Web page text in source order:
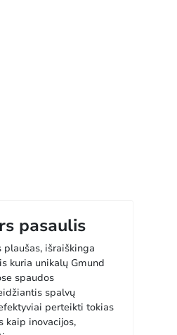
pasaulis
plaušas, išraiškinga
kuria unikalų Gmund
spaudos
spalvų
perteikti tokias
kaip inovacijos,